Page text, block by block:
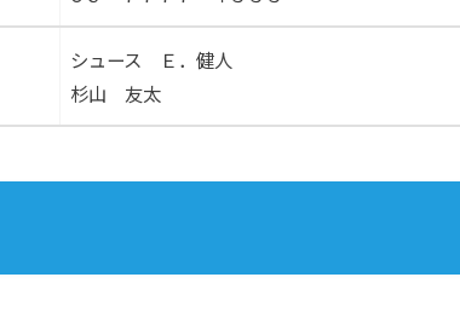
シュース Ｅ．健人
杉山 友太